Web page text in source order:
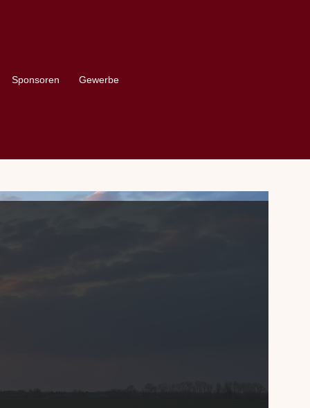
Sponsoren Gewerbe